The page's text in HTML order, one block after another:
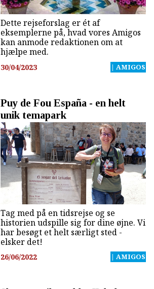
Dette rejseforslag er ét af
eksemplerne på, hvad vores Amigos
kan anmode redaktionen om at
hjælpe med.
30/04/2023 | AMIGOS
Puy de Fou España - en helt
unik temapark
Tag med på en tidsrejse og se
historien udspille sig for dine øjne. Vi
har besøgt et helt særligt sted -
elsker det!
26/06/2022 | AMIGOS